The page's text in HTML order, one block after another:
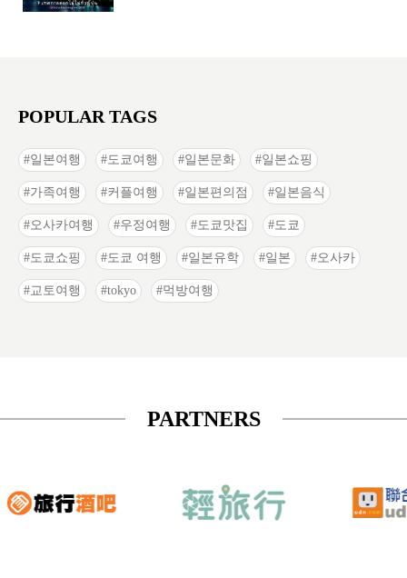
POPULAR TAGS
일본여행 도쿄여행 일본문화 일본쇼핑
가족여행 커플여행 일본편의점 일본음식
오사카여행 우정여행 도쿄맛집 도쿄
도쿄쇼핑 도쿄 여행 일본유학 일본 오사카
교토여행 tokyo 먹방여행
PARTNERS